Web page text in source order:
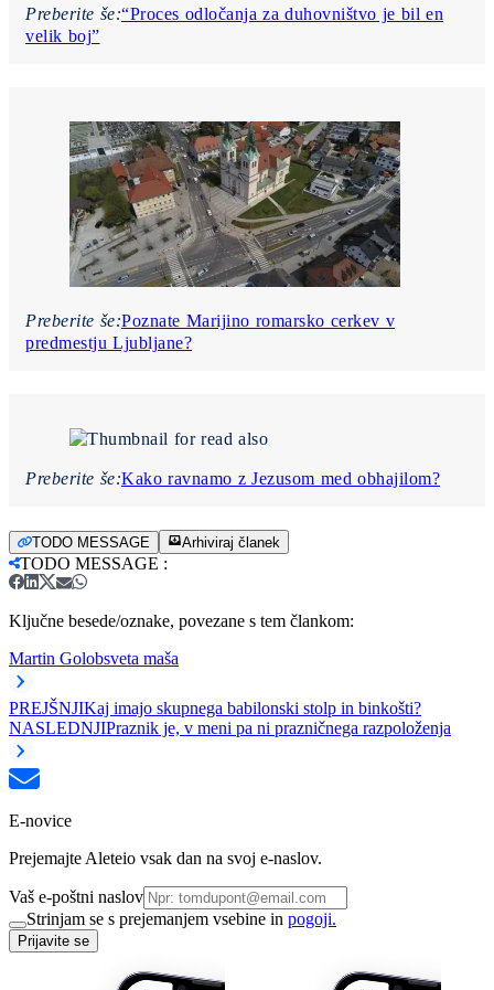
Preberite še:“Proces odločanja za duhovništvo je bil en
velik boj”
Preberite še:Poznate Marijino romarsko cerkev v
predmestju Ljubljane?
Preberite še:Kako ravnamo z Jezusom med obhajilom?
TODO MESSAGE Arhiviraj članek
TODO MESSAGE :
Ključne besede/oznake, povezane s tem člankom:
Martin Golobsveta maša
PREJŠNJIKaj imajo skupnega babilonski stolp in binkošti?
NASLEDNJIPraznik je, v meni pa ni prazničnega razpoloženja
E-novice
Prejemajte Aleteio vsak dan na svoj e-naslov.
Vaš e-poštni naslov
Strinjam se s prejemanjem vsebine in pogoji.
Prijavite se